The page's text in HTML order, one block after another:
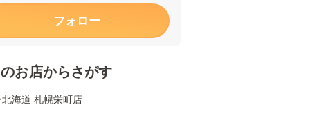
フォロー
お店からさがす
北海道 札幌栄町店